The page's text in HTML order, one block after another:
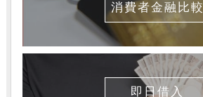
消費者金融比較
即日借入